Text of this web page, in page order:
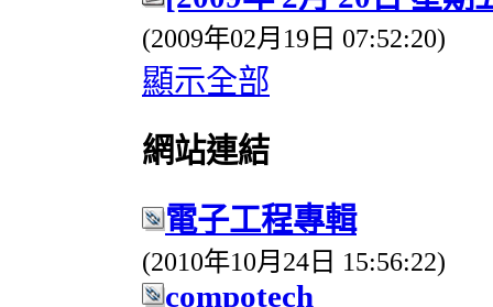
(2009年02月19日 07:52:20)
顯示全部
網站連結
電子工程專輯
(2010年10月24日 15:56:22)
compotech